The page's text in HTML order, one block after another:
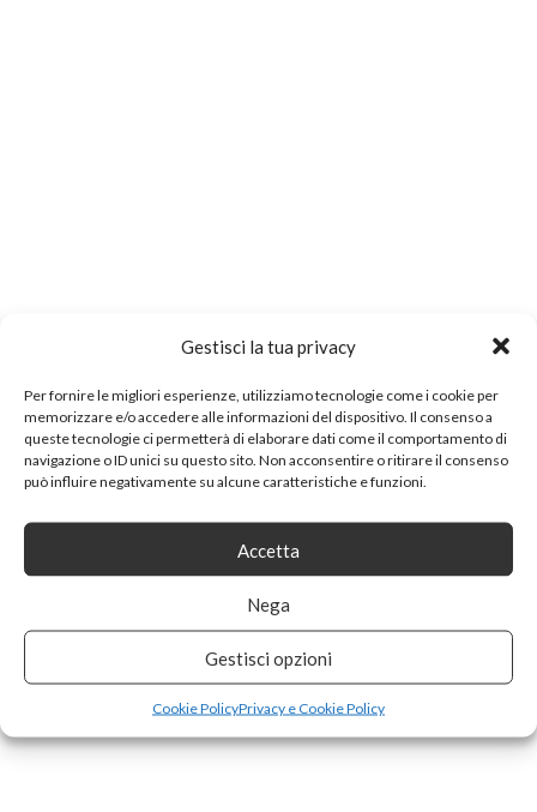
Gestisci la tua privacy
Per fornire le migliori esperienze, utilizziamo tecnologie come i cookie per
memorizzare e/o accedere alle informazioni del dispositivo. Il consenso a
queste tecnologie ci permetterà di elaborare dati come il comportamento di
navigazione o ID unici su questo sito. Non acconsentire o ritirare il consenso
può influire negativamente su alcune caratteristiche e funzioni.
Accetta
Nega
Gestisci opzioni
Cookie PolicyPrivacy e Cookie Policy